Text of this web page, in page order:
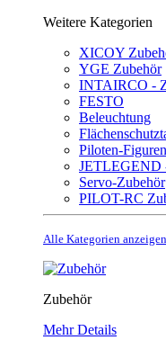
Weitere Kategorien
XICOY
YGE Zubehör
INTAIRCO -
FESTO
Beleuchtung
Piloten-Figuren
JETLEGEND
Servo-Zubehör
PILOT-RC
Alle Kategorien
Zubehör
Mehr Details